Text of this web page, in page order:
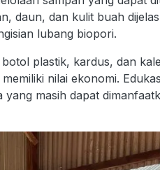
daun, dan kulit buah
lubang biopori.
plastik, kardus, dan
nilai ekonomi.
masih dapat